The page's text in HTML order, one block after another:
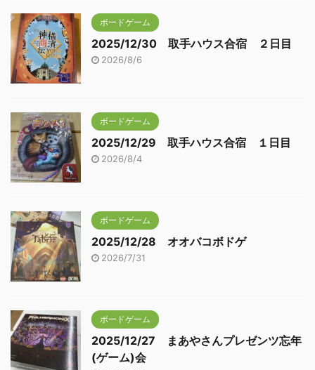
ボードゲーム
2025/12/30 取手ハウス合宿 ２日目
2026/8/6
ボードゲーム
2025/12/29 取手ハウス合宿 １日目
2026/8/4
ボードゲーム
2025/12/28 オオバコボドゲ
2026/7/31
ボードゲーム
2025/12/27 まあやさんプレゼンツ忘年
(ゲーム)会